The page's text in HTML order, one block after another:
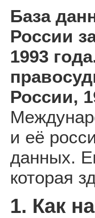
База
России
1993
России,
и её
данных.
которая
1. Как